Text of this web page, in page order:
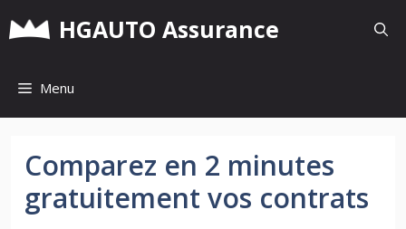
au
HGAUTO Assurance
Menu
Comparez en 2 minutes
gratuitement vos contrats